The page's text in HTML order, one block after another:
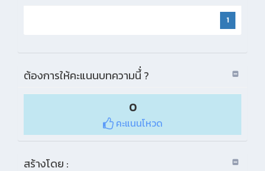
1
ต้องการให้คะแนนบทความนี้่ ?
0
คะแนนโหวด
สร้างโดย :